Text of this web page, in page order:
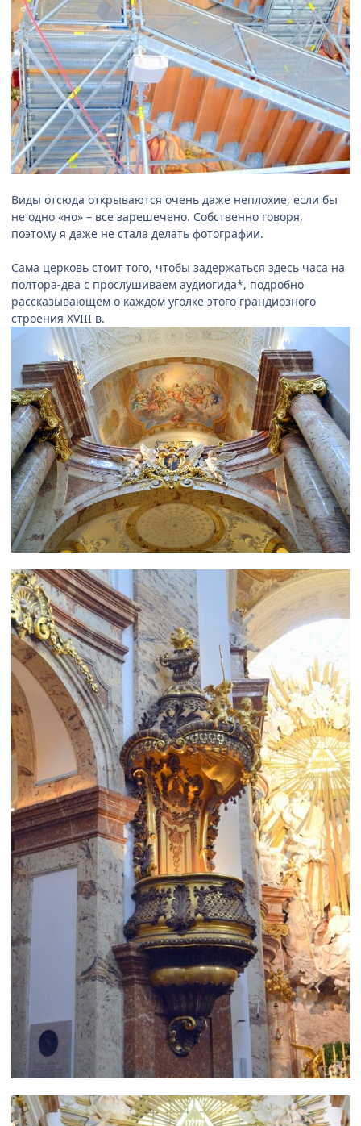
Виды отсюда открываются очень даже неплохие, если бы
не одно «но» – все зарешечено. Собственно говоря,
поэтому я даже не стала делать фотографии.
Сама церковь стоит того, чтобы задержаться здесь часа на
полтора-два с прослушиваем аудиогида*, подробно
рассказывающем о каждом уголке этого грандиозного
строения XVIII в.